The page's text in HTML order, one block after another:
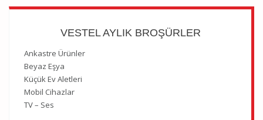
VESTEL AYLIK BROŞÜRLER
Ankastre Ürünler
Beyaz Eşya
Küçük Ev Aletleri
Mobil Cihazlar
TV – Ses